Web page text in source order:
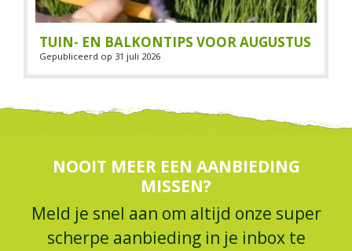
TUIN- EN BALKONTIPS VOOR AUGUSTUS
Gepubliceerd op 31 juli 2026
NOOIT MEER EEN AANBIEDING
MISSEN?
Meld je snel aan om altijd onze super
scherpe aanbieding in je inbox te